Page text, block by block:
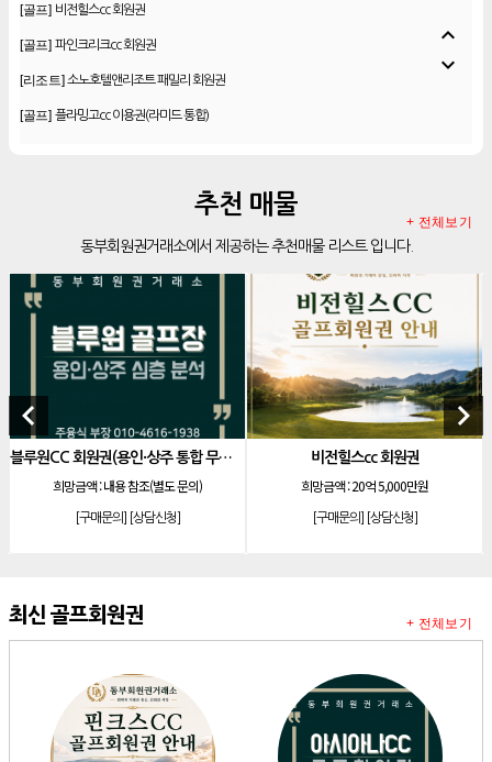
[골프] 비전힐스cc 회원권
[골프] 파인크리크cc 회원권
[리조트]소노호텔앤리조트 패밀리 회원권
[골프] 플라밍고cc 이용권(라미드 통합)
더시에나서울cc 회원권
[골프]레이크우드cc 프리빌리지
[골프]신원CC 골프회원권
[골프]비전힐스cc 골프회원권
[리조트] 리솜리조트 제천 54평 법인 무기명 회원제
테디밸리cc 회원권 분양
[골프]아름다운cc 회원권
[리조트] 한화리조트 스위트 회원제 무기명
[리조트]소노 이그젝큐티브 회원제 무기명
소노호텔앤리조트 로얄 회원제 기명
소노호텔앤리조트 로얄 회원제 기명
[리조트] 소노호텔앤리조트 로얄 등기 기명
expand_less
expand_more
추천 매물
동부회원권거래소에서 제공하는 추천매물 리스트 입니다.
+ 전체보기
keyboard_arrow_left
블루원CC 회원권(용인·상주 통합 무기명)
희망금액 :내용 참조(별도 문의)
[구매문의][상담신청]
비전힐스cc 회원권
희망금액 :20억 5,000만원
[구매문의][상담신청]
keyboard_arrow_right
최신 골프회원권 + 전체보기